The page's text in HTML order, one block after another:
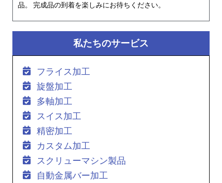
品。 完成品の到着を楽しみにお待ちください。
私たちのサービス
フライス加工
旋盤加工
多軸加工
スイス加工
精密加工
カスタム加工
スクリューマシン製品
自動金属バー加工